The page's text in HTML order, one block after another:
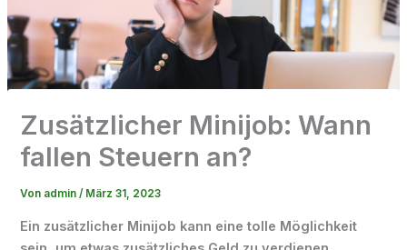
Zusätzlicher Minijob: Wann
fallen Steuern an?
Von admin/ März 31, 2023
Ein zusätzlicher Minijob kann eine tolle Möglichkeit